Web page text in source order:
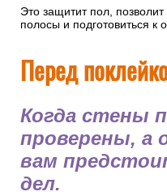
Это защитит пол,
полосы и подготовиться к
Перед
Когда стены
проверены, а
вам
дел.